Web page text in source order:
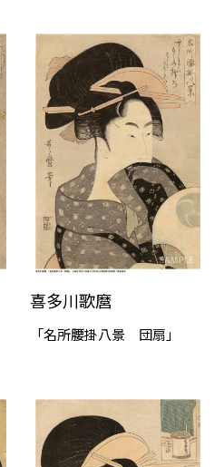
喜多川歌麿
「名所腰掛八景 団扇」